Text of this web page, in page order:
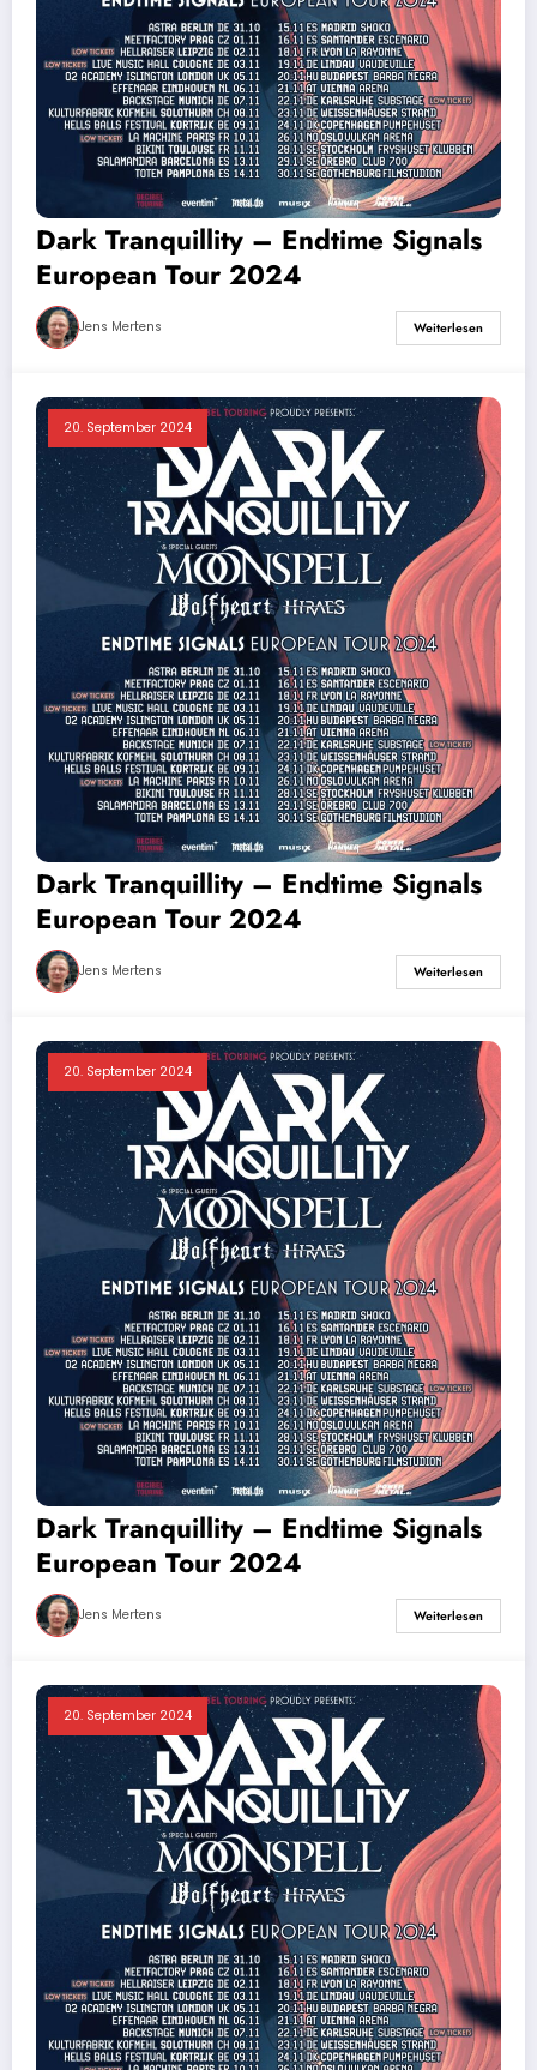
Dark Tranquillity – Endtime Signals
European Tour 2024
Jens Mertens Weiterlesen
20. September 2024
Dark Tranquillity – Endtime Signals
European Tour 2024
Jens Mertens Weiterlesen
20. September 2024
Dark Tranquillity – Endtime Signals
European Tour 2024
Jens Mertens Weiterlesen
20. September 2024